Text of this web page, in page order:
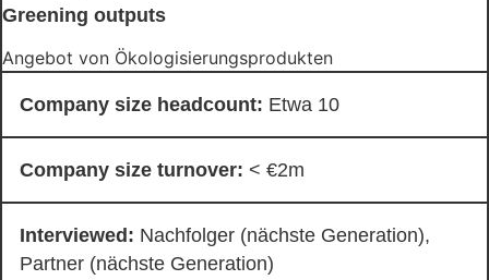
Greening outputs
Angebot von Ökologisierungsprodukten
Company size headcount: Etwa 10
Company size turnover: < €2m
Interviewed: Nachfolger (nächste Generation),
Partner (nächste Generation)